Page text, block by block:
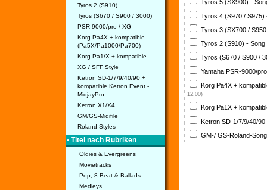
Tyros 2 (S910)
Tyros (S670 / S900 / 3000)
PSR 9000/pro / XG
Korg Pa4X + kompatible
(Pa5X/Pa1000/Pa700)
Korg Pa1/X + kompatible
XG / SFF Style
Ketron SD-1/7/9/40/90 +
kompatible Ketron Event -
MidjayPro
Ketron X1/X4
GM/GS-Midifile
Roland Styles
• Titel nach Rubriken
Oldies & Evergreens
Movietracks
Pop, 8-Beat & Ballads
Medleys
Tyros 5 (SX900) -
Tyros 4 (S970 /
Tyros 3 (SX700 /
Tyros 2 (S910) - Song
Tyros (S670 / S900 /
Yamaha PSR-9000/
Korg Pa4X +
12,00)
Korg Pa1X +
Ketron SD-1/7/9/40/
GM-/ GS-Roland-